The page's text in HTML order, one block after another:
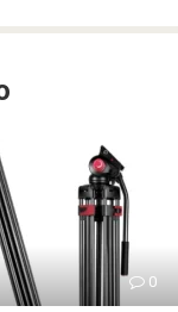
0